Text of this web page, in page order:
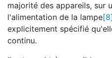
majorité des appareils, sur
l'alimentation de la lampe[8]
explicitement spécifié
continu.